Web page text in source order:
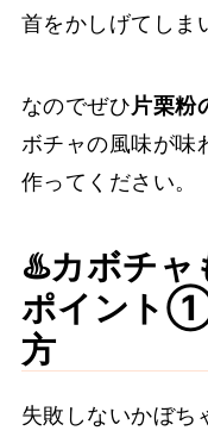
首をかしげてしま
なのでぜひ片栗粉
ボチャの風味が味
作ってください。
♨️カボチャ
ポイント①
方
失敗しないかぼち